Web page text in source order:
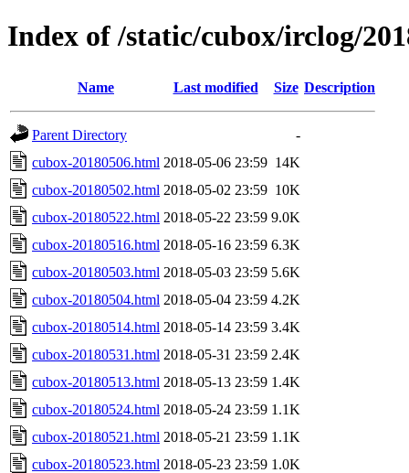
Index of /static/cubox/irclog/
Name Last modified Size Description
Parent Directory
-
cubox-20180506.html 2018-05-06 23:59 14K
cubox-20180502.html 2018-05-02 23:59 10K
cubox-20180522.html 2018-05-22 23:59 9.0K
cubox-20180516.html 2018-05-16 23:59 6.3K
cubox-20180503.html 2018-05-03 23:59 5.6K
cubox-20180504.html 2018-05-04 23:59 4.2K
cubox-20180514.html 2018-05-14 23:59 3.4K
cubox-20180531.html 2018-05-31 23:59 2.4K
cubox-20180513.html 2018-05-13 23:59 1.4K
cubox-20180524.html 2018-05-24 23:59 1.1K
cubox-20180521.html 2018-05-21 23:59 1.1K
cubox-20180523.html 2018-05-23 23:59 1.0K